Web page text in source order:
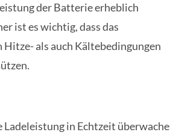
der Batterie erheblich
ist es wichtig, dass das
als auch Kältebedingungen
Ladeleistung in Echtzeit